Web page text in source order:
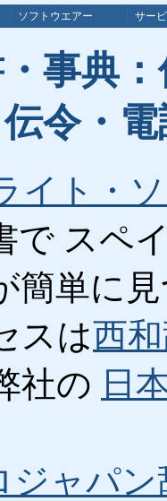
ソフトウエアー サー
事典
令・電
イト・
で スペ
簡単に
スは西
社の 日
ジャパン